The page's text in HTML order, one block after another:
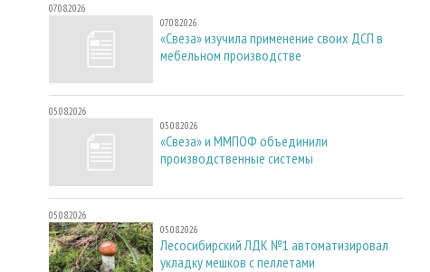
07.08.2026
07.08.2026
«Свеза» изучила применение своих ДСП в
мебельном производстве
05.08.2026
05.08.2026
«Свеза» и ММПОФ объединили
производственные системы
05.08.2026
05.08.2026
Лесосибирский ЛДК №1 автоматизировал
укладку мешков с пеллетами